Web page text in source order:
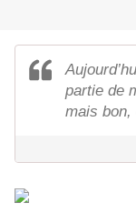
partie de
mais